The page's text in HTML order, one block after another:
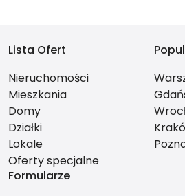
Lista Ofert
Nieruchomości
Mieszkania
Domy
Działki
Lokale
Oferty specjalne
Formularze